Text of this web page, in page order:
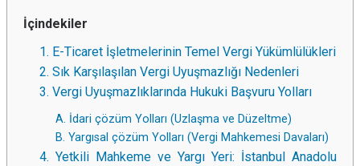
İçindekiler
1. E-Ticaret İşletmelerinin Temel Vergi Yükümlülükleri
2. Sık Karşılaşılan Vergi Uyuşmazlığı Nedenleri
3. Vergi Uyuşmazlıklarında Hukuki Başvuru Yolları
A. İdari çözüm Yolları (Uzlaşma ve Düzeltme)
B. Yargısal çözüm Yolları (Vergi Mahkemesi Davaları)
4. Yetkili Mahkeme ve Yargı Yeri: İstanbul Anadolu